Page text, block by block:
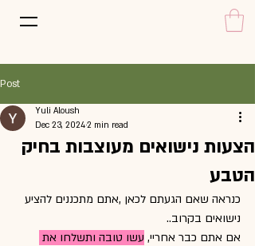
Post
הצעות נישואים מעוצבות בחיק
הטבע
Yuli Aloush
Dec 23, 20242 min read
כנראה שאם הגעתם לכאן ,אתם מתכננים להציע
נישואים בקרוב..
אם אתם כבר אחריי, עשו טובה ותשלחו את